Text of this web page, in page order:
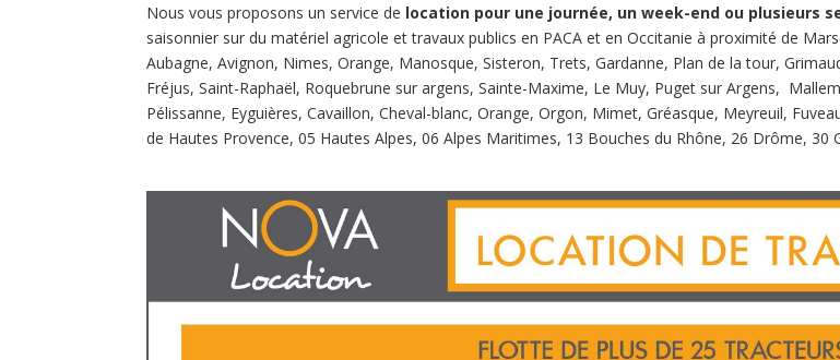
Nous vous proposons un service de location pour une journée, un week-end ou plusieurs
saisonnier sur du matériel agricole et travaux publics en PACA et en Occitanie à proximité de
Aubagne, Avignon, Nimes, Orange, Manosque, Sisteron, Trets, Gardanne, Plan de la tour,
Fréjus, Saint-Raphaël, Roquebrune sur argens, Sainte-Maxime, Le Muy, Puget sur Argens,
Pélissanne, Eyguières, Cavaillon, Cheval-blanc, Orange, Orgon, Mimet, Gréasque, Meyreuil,
de Hautes Provence, 05 Hautes Alpes, 06 Alpes Maritimes, 13 Bouches du Rhône, 26 Drôme, 30